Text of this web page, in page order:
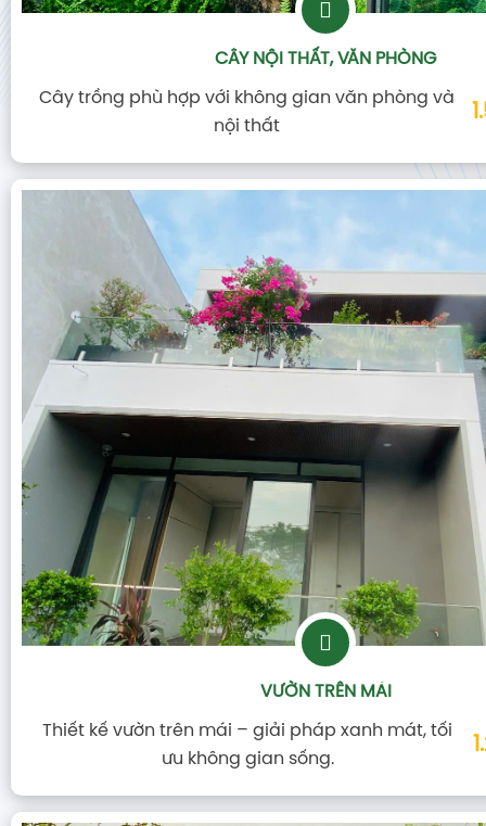
VƯỜN TRÊN MÁI
Thiết kế vườn trên mái – giải pháp xanh mát, tối
ưu không gian sống.
CHĂM SÓC, BẢO DƯỠNG
Chăm sóc, bảo dưỡng cây – giữ không gian luôn
xanh, sạch và sinh khí.